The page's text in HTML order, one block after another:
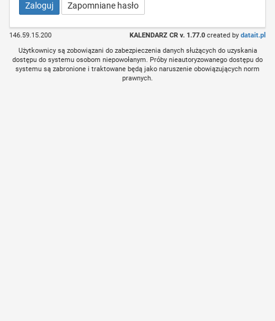
Zaloguj Zapomniane hasło
146.59.15.200 KALENDARZ CR v. 1.77.0 created by datait.pl
Użytkownicy są zobowiązani do zabezpieczenia danych służących do uzyskania
dostępu do systemu osobom niepowołanym. Próby nieautoryzowanego dostępu do
systemu są zabronione i traktowane będą jako naruszenie obowiązujących norm
prawnych.